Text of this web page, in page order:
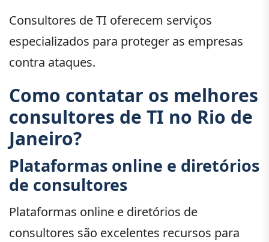
Consultores de TI oferecem serviços
especializados para proteger as empresas
contra ataques.
Como contatar os melhores
consultores de TI no Rio de
Janeiro?
Plataformas online e diretórios
de consultores
Plataformas online e diretórios de
consultores são excelentes recursos para